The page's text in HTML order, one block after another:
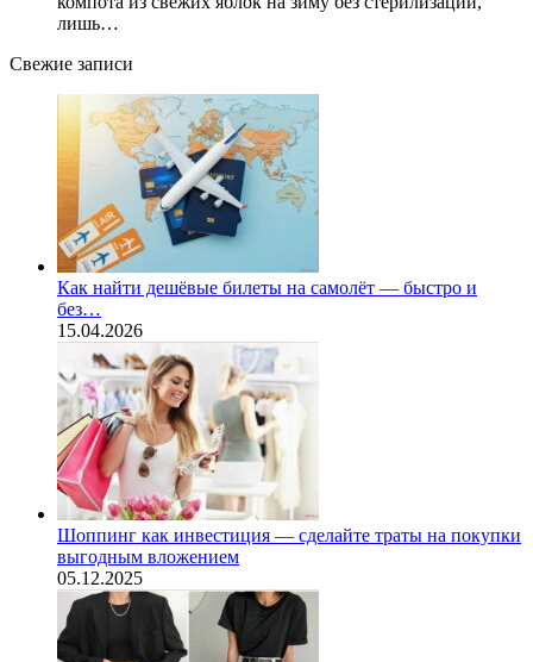
лишь…
Свежие записи
Как найти дешёвые билеты на самолёт — быстро и
без…
15.04.2026
Шоппинг как инвестиция — сделайте траты на покупки
выгодным вложением
05.12.2025